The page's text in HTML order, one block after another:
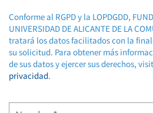
Conforme al RGPD y la LOPDGDD,
UNIVERSIDAD DE ALICANTE DE LA
tratará los datos facilitados con la
su solicitud. Para obtener más
de sus datos y ejercer sus derechos,
privacidad.